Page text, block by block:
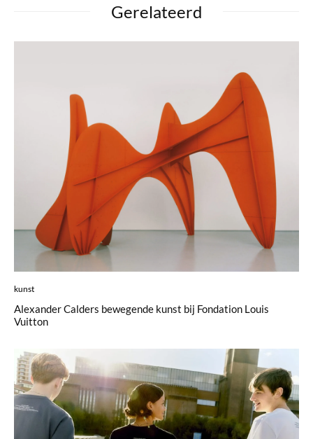
Gerelateerd
kunst
Alexander Calders bewegende kunst bij Fondation Louis
Vuitton